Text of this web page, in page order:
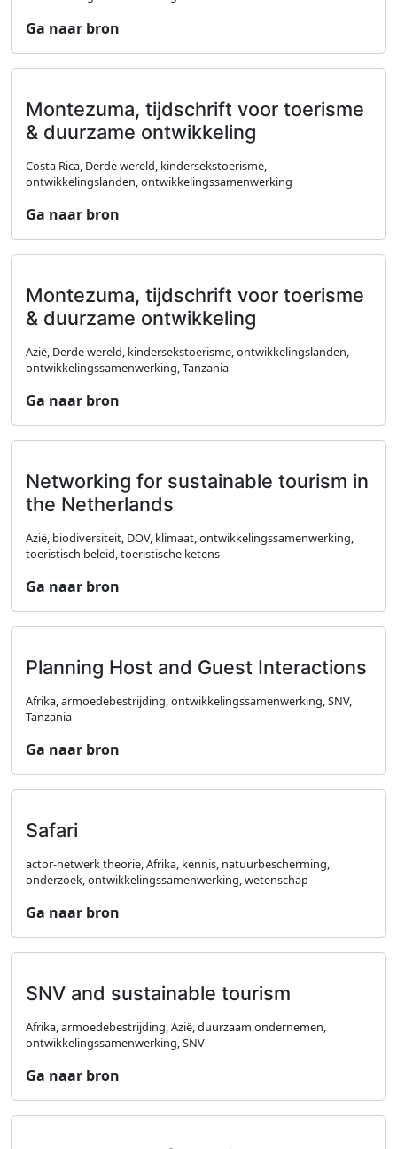
Ga naar bron
Montezuma, tijdschrift voor toerisme
& duurzame ontwikkeling
Costa Rica, Derde wereld, kindersekstoerisme,
ontwikkelingslanden, ontwikkelingssamenwerking
Ga naar bron
Montezuma, tijdschrift voor toerisme
& duurzame ontwikkeling
Azië, Derde wereld, kindersekstoerisme, ontwikkelingslanden,
ontwikkelingssamenwerking, Tanzania
Ga naar bron
Networking for sustainable tourism in
the Netherlands
Azië, biodiversiteit, DOV, klimaat, ontwikkelingssamenwerking,
toeristisch beleid, toeristische ketens
Ga naar bron
Planning Host and Guest Interactions
Afrika, armoedebestrijding, ontwikkelingssamenwerking, SNV,
Tanzania
Ga naar bron
Safari
actor-netwerk theorie, Afrika, kennis, natuurbescherming,
onderzoek, ontwikkelingssamenwerking, wetenschap
Ga naar bron
SNV and sustainable tourism
Afrika, armoedebestrijding, Azië, duurzaam ondernemen,
ontwikkelingssamenwerking, SNV
Ga naar bron